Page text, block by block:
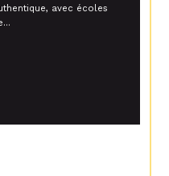
avec écoles